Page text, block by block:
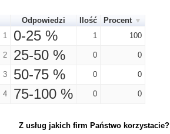
Odpowiedzi Ilość
Procent
1
0-25 % 1 100
2 25-50 % 0 0
3 50-75 % 0 0
4 75-100 % 0 0
Z usług jakich firm Państwo korzystacie?